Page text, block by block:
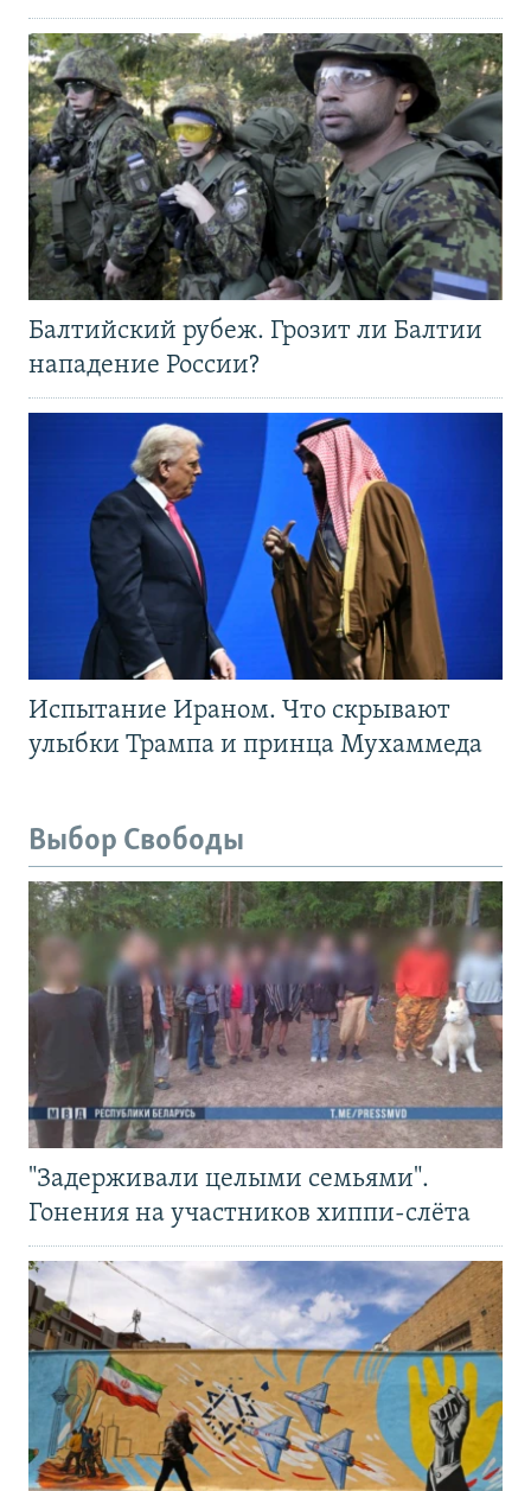
Балтийский рубеж. Грозит ли Балтии
нападение России?
Испытание Ираном. Что скрывают
улыбки Трампа и принца Мухаммеда
Выбор Свободы
"Задерживали целыми семьями".
Гонения на участников хиппи-слёта